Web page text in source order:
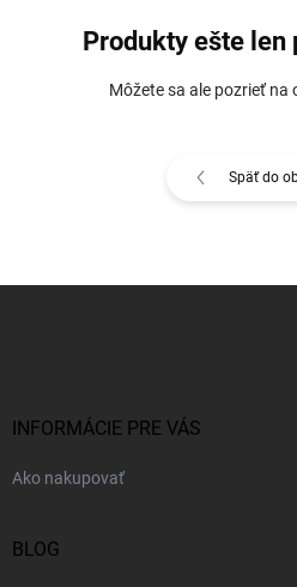
Produkty ešte len
Môžete sa ale pozrieť na
Späť do
INFORMÁCIE PRE VÁS
Ako nakupovať
BLOG